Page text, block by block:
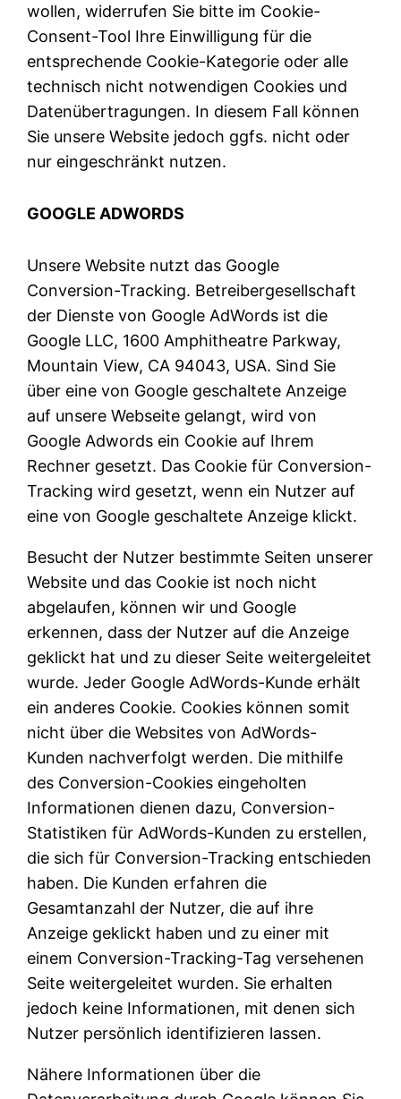
wollen, widerrufen Sie bitte im Cookie-
Consent-Tool Ihre Einwilligung für die
entsprechende Cookie-Kategorie oder alle
technisch nicht notwendigen Cookies und
Datenübertragungen. In diesem Fall können
Sie unsere Website jedoch ggfs. nicht oder
nur eingeschränkt nutzen.
GOOGLE ADWORDS
Unsere Website nutzt das Google
Conversion-Tracking. Betreibergesellschaft
der Dienste von Google AdWords ist die
Google LLC, 1600 Amphitheatre Parkway,
Mountain View, CA 94043, USA. Sind Sie
über eine von Google geschaltete Anzeige
auf unsere Webseite gelangt, wird von
Google Adwords ein Cookie auf Ihrem
Rechner gesetzt. Das Cookie für Conversion-
Tracking wird gesetzt, wenn ein Nutzer auf
eine von Google geschaltete Anzeige klickt.
Besucht der Nutzer bestimmte Seiten unserer
Website und das Cookie ist noch nicht
abgelaufen, können wir und Google
erkennen, dass der Nutzer auf die Anzeige
geklickt hat und zu dieser Seite weitergeleitet
wurde. Jeder Google AdWords-Kunde erhält
ein anderes Cookie. Cookies können somit
nicht über die Websites von AdWords-
Kunden nachverfolgt werden. Die mithilfe
des Conversion-Cookies eingeholten
Informationen dienen dazu, Conversion-
Statistiken für AdWords-Kunden zu erstellen,
die sich für Conversion-Tracking entschieden
haben. Die Kunden erfahren die
Gesamtanzahl der Nutzer, die auf ihre
Anzeige geklickt haben und zu einer mit
einem Conversion-Tracking-Tag versehenen
Seite weitergeleitet wurden. Sie erhalten
jedoch keine Informationen, mit denen sich
Nutzer persönlich identifizieren lassen.
Nähere Informationen über die